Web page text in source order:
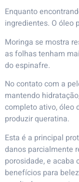
Enquanto
ingredientes. O óleo
Moringa se mostra
as folhas tenham
do espinafre.
No contato com a
mantendo
completo ativo, óleo
produzir queratina.
Esta é a principal
danos parcialmente
porosidade, e acaba
benefícios para